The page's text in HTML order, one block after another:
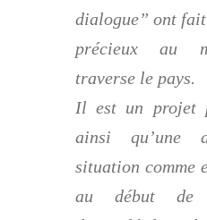
dialogue” ont fait
précieux au
traverse le pays.
Il est un projet
ainsi qu’une
situation comme
au début de